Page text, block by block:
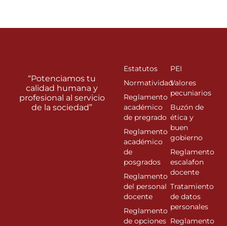
“Potenciamos tu
calidad humana y
profesional al servicio
de la sociedad”
Estatutos
Normatividad
Reglamento
académico
de pregrado
Reglamento
académico
de
posgrados
Reglamento
del personal
docente
Reglamento
de opciones
PEI
Valores
pecuniarios
Buzón de
ética y
buen
gobierno
Reglamento
escalafon
docente
Tratamiento
de datos
personales
Reglamento